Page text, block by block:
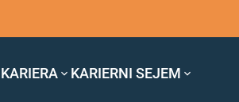
KARIERA KARIERNI SEJEM